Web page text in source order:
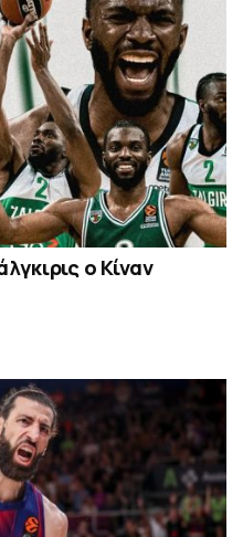
ο Κίναν